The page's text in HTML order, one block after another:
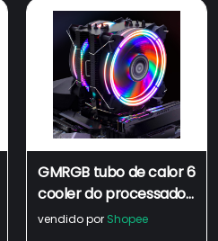
GMRGB tubo de calor 6
cooler do processador
4 pinos pwm rgb pc
vendido por Shopee